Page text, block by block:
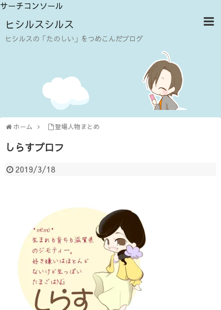
サーチコンソール
ヒシルスシルス
ヒシルスの「たのしい」をつめこんだブログ
ホーム 登場人物まとめ
しらすプロフ
2019/3/18